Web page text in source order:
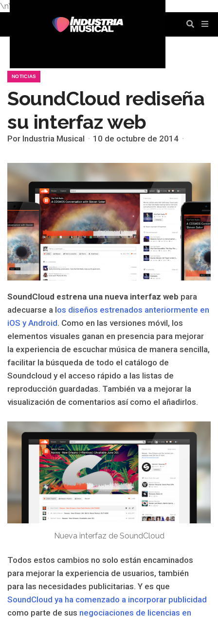
\n\n
NOTICIAS
SoundCloud rediseña
su interfaz web
Por Industria Musical 10 de octubre de 2014
SoundCloud estrena una nueva interfaz web para
adecuarse a los diseños estrenados anteriormente en
iOS y Android. Como en las versiones móvil, los
elementos visuales ganan en presencia para mejorar
la experiencia de escuchar música de manera sencilla,
facilitar la búsqueda de todo el catálogo de
Soundcloud y el acceso rápido a las listas de
reproducción guardadas. También va a mejorar la
visualización de comentarios así como el añadirlos.
Nueva interfaz de SoundCloud
Todos estos cambios no solo están encaminados
para mejorar la experiencia de usuarios, también
para las necesidades publicitarias. Y es que
SoundCloud ya ha comenzado a incorporar publicidad
como parte de sus negociaciones de licencias en